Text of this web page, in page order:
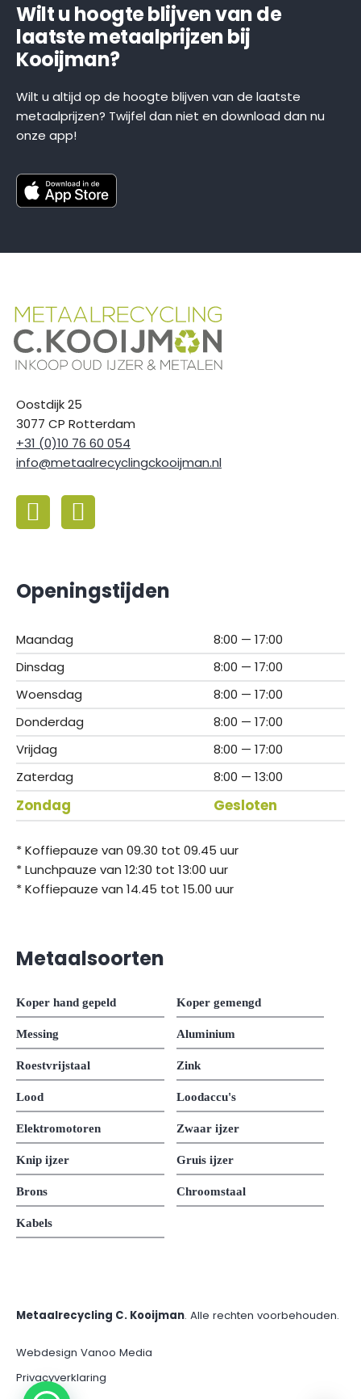
Wilt u hoogte blijven van de
laatste metaalprijzen bij
Kooijman?
Wilt u altijd op de hoogte blijven van de laatste
metaalprijzen? Twijfel dan niet en download dan nu
onze app!
Oostdijk 25
3077 CP Rotterdam
+31 (0)10 76 60 054
info@metaalrecyclingckooijman.nl
Openingstijden
Maandag
8:00 — 17:00
Dinsdag
8:00 — 17:00
Woensdag
8:00 — 17:00
Donderdag
8:00 — 17:00
Vrijdag
8:00 — 17:00
Zaterdag
8:00 — 13:00
Zondag Gesloten
* Koffiepauze van 09.30 tot 09.45 uur
* Lunchpauze van 12:30 tot 13:00 uur
* Koffiepauze van 14.45 tot 15.00 uur
Metaalsoorten
Koper hand gepeld Koper gemengd
Messing Aluminium
Roestvrijstaal Zink
Lood Loodaccu's
Elektromotoren Zwaar ijzer
Knip ijzer Gruis ijzer
Brons Chroomstaal
Kabels
Metaalrecycling C. Kooijman. Alle rechten voorbehouden.
Webdesign Vanoo Media
Privacyverklaring